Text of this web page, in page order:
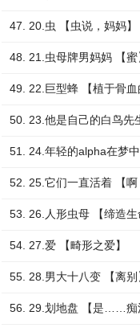
47. 20.虫 【虫说，妈妈】
48. 21.虫母牌男妈妈 【蜜
49. 22.巨型蜂 【植于骨
50. 23.他是自己的白鸟
51. 24.年轻的alpha在梦
52. 25.它们一直活着 【
53. 26.人形虫母 【缔造生
54. 27.爱 【畸形之爱】
55. 28.男大十八变 【离
56. 29.划地盘 【是……